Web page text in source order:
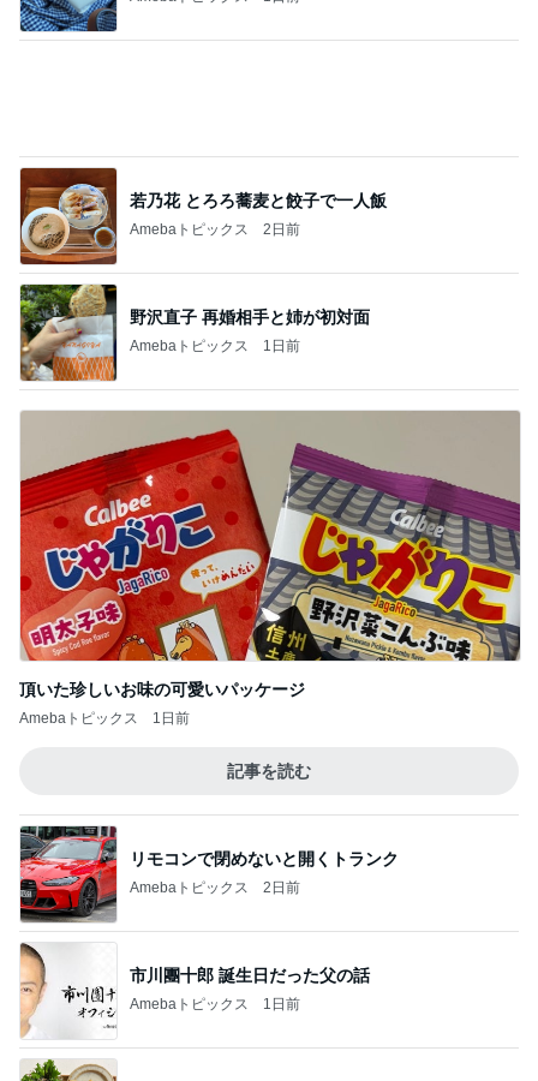
野沢直子 再婚相手と姉が初対面
Amebaトピックス 1日前
頂いた珍しいお味の可愛いパッケージ
Amebaトピックス 1日前
記事を読む
Amebaトピックス 2日前
市川團十郎 誕生日だった父の話
Amebaトピックス 1日前
トースターで簡単にできる夕飯
Amebaトピックス 11時間前